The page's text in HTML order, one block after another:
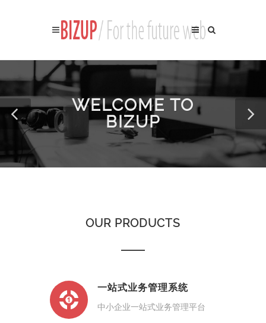
WELCOME TO
BIZUP
OUR PRODUCTS
一站式业务管理系统
中小企业一站式业务管理平台